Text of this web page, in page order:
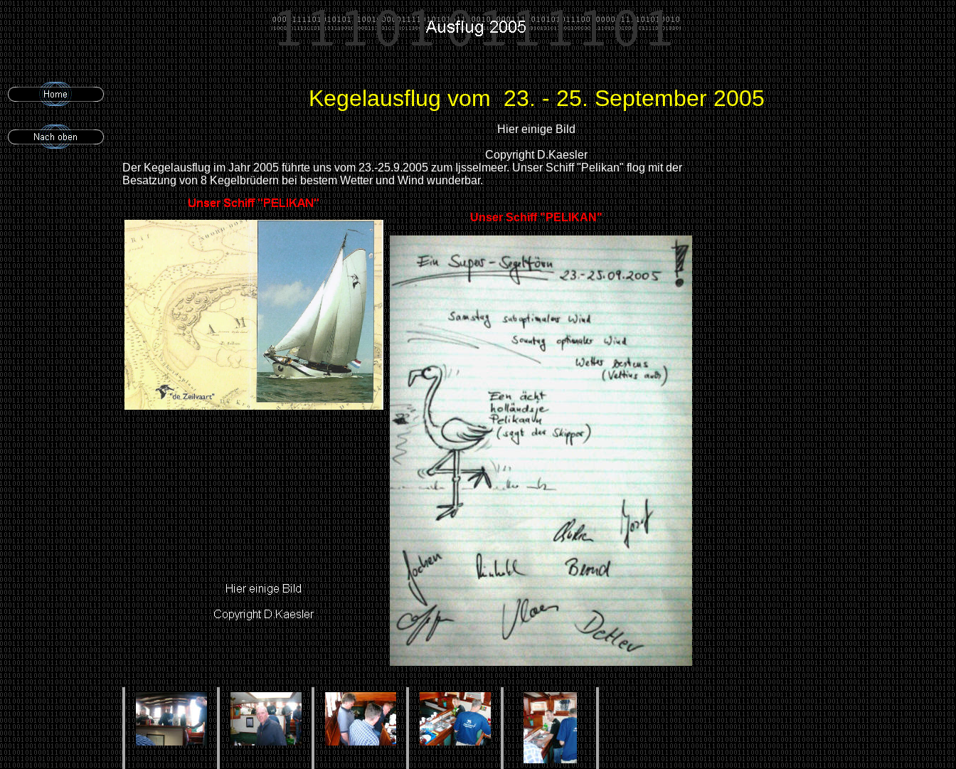
Kegelausflug vom 23. - 25. September 2005
Hier einige Bild
Copyright D.Kaesler
Der Kegelausflug im Jahr 2005 führte uns vom 23.-25.9.2005 zum Ijsselmeer. Unser Schiff "Pelikan" flog mit der
Besatzung von 8 Kegelbrüdern bei bestem Wetter und Wind wunderbar.
Unser Schiff "PELIKAN"